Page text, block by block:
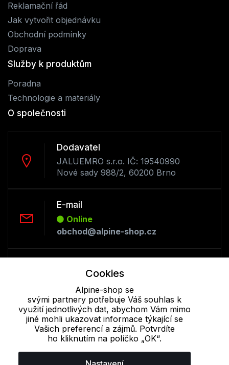
Reklamační řád
Jak vytvořit objednávku
Obchodní podmínky
Doprava
Služby k produktům
Poradna
Technologie a materiály
O společnosti
Dodavatel
JALUEMRO s.r.o. IČ: 19540990
Nové sady 988/2, 60200 Brno
E-mail
Online
obchod@alpine-shop.cz
Offline
+420 530 334 493
Cookie - podrobné nastavení|Další informace|Ochrana osobních
Cookies
Alpine-shop se
svými partnery potřebuje Váš souhlas k
využití jednotlivých dat, abychom Vám mimo
jiné mohli ukazovat informace týkající se
Vašich preferencí a zájmů. Potvrdíte
ho kliknutím na políčko „OK“.